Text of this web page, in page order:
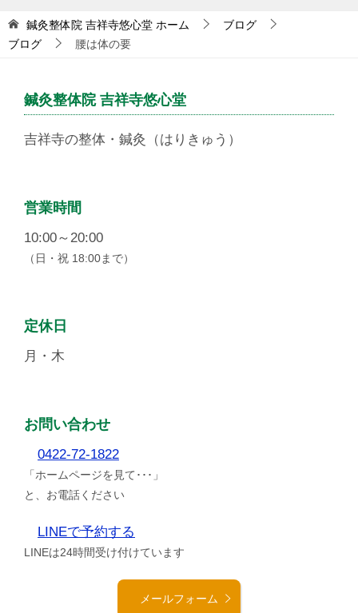
鍼灸整体院 吉祥寺悠心堂 ホーム
ブログ
ブログ
腰は体の要
鍼灸整体院 吉祥寺悠心堂
吉祥寺の整体・鍼灸（はりきゅう）
営業時間
10:00～20:00
（日・祝 18:00まで）
定休日
月・木
お問い合わせ
0422-72-1822
「ホームページを見て･･･」
と、お電話ください
LINEで予約する
LINEは24時間受け付けています
メールフォーム